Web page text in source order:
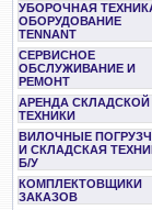
УБОРОЧНАЯ
ОБОРУДОВАНИЕ
TENNANT
СЕРВИСНОЕ
ОБСЛУЖИВАНИЕ И
РЕМОНТ
АРЕНДА СКЛАДСКОЙ
ТЕХНИКИ
ВИЛОЧНЫЕ
И СКЛАДСКАЯ
Б/У
КОМПЛЕКТОВЩИКИ
ЗАКАЗОВ